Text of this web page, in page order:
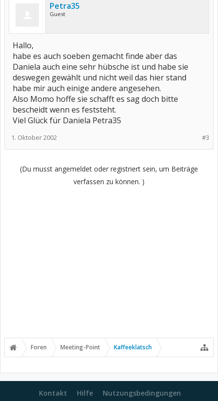
Petra35
Guest
Hallo,
habe es auch soeben gemacht finde aber das
Daniela auch eine sehr hübsche ist und habe sie
deswegen gewählt und nicht weil das hier stand
habe mir auch einige andere angesehen.
Also Momo hoffe sie schafft es sag doch bitte
bescheidt wenn es feststeht.
Viel Glück für Daniela Petra35
#3
1. Oktober 2002
(Du musst angemeldet oder registriert sein, um Beiträge
verfassen zu können. )
Foren Meeting-Point Kaffeeklatsch
Kontakt Hilfe Nutzungsbedingungen